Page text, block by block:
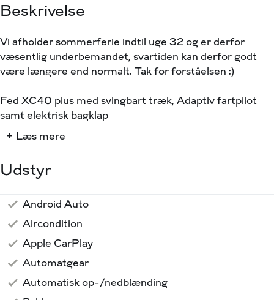
Beskrivelse
Vi afholder sommerferie indtil uge 32 og er derfor
væsentlig underbemandet, svartiden kan derfor godt
være længere end normalt. Tak for forståelsen :)
Fed XC40 plus med svingbart træk, Adaptiv fartpilot
samt elektrisk bagklap
Batteri: 70 kWh (Netto)
Grøn ejerafgift: Kr. 420,- [Halvårligt]
Påhængsvægt: 1.500 kg m. Bremser
HIGHLIGHTS:
⭐️ Adaptiv fartpilot
+ Læs mere
Udstyr
Android Auto
Aircondition
Apple CarPlay
Automatgear
Automatisk op-/nedblænding
Fartpilot
Fartpilot adaptiv
Fjernbetjent centrallås
Klimaanlæg
Internet
Håndfri telefon
LED Lygter
Multifunktionsrat
Nøglefri døre
Nøglefri start
Navigation
Parkeringssensor bag
Parkeringssensor for
Regnsensor
Sædevarme for/bag
Sædevarme for
Varmepumpe
USB stik
19" Alufælge
Fuld LED forlygter
Anhængertræk
Anhængertræk svingbart (man.)
Adaptiv fartpilot
Armlæn
Stofindtræk
Splitbagsæde
Rat m. varme
Multijusterbart rat
Læderrat
Kopholder
Justerbart rat
Højdejusterbart førersæde
Automatisk nødbremsesystem
Vognbaneovervågning
Vejbaneassistent
Træthedsregistrering
Skiltegenkendelse
Isofix
Dæktrykssensor
Blindvinkelassistent
El komfortsæder
El indst. førersæde m. memory